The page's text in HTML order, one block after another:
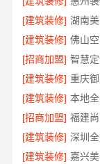
[建筑装修] 湖南
[建筑装修] 佛山
[招商加盟] 智慧
[建筑装修] 重庆
[建筑装修]
[招商加盟]
[建筑装修] 深圳
[建筑装修] 嘉兴